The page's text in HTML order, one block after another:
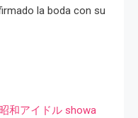
la boda con su
和アイドル showa